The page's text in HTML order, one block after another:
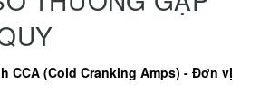
CCA (Cold Cranking Amps) - Đơn vị